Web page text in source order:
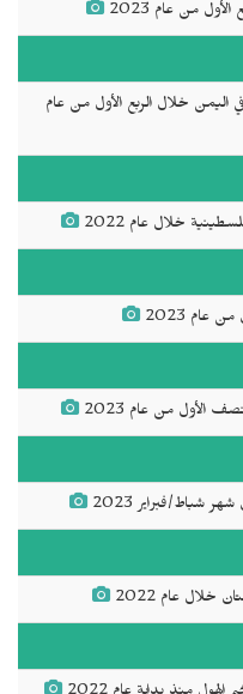
من عام 2023
اليمن خلال الربع الأول من عام
خلال عام 2022
عام 2023
الأول من عام 2023
شباط/فبراير 2023
خلال عام 2022